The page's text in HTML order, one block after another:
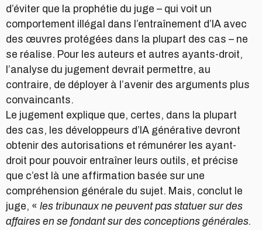
d’éviter que la prophétie du juge – qui voit un
comportement illégal dans l’entraînement d’IA avec
des œuvres protégées dans la plupart des cas – ne
se réalise. Pour les auteurs et autres ayants-droit,
l’analyse du jugement devrait permettre, au
contraire, de déployer à l’avenir des arguments plus
convaincants.
Le jugement explique que, certes, dans la plupart
des cas, les développeurs d’IA générative devront
obtenir des autorisations et rémunérer les ayant-
droit pour pouvoir entraîner leurs outils, et précise
que c’est là une affirmation basée sur une
compréhension générale du sujet. Mais, conclut le
juge, « les tribunaux ne peuvent pas statuer sur des
affaires en se fondant sur des conceptions générales.